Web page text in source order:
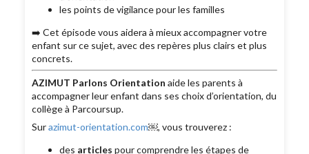
les points de vigilance pour les familles
➡️ Cet épisode vous aidera à mieux accompagner votre
enfant sur ce sujet, avec des repères plus clairs et plus
concrets.
AZIMUT Parlons Orientation aide les parents à
accompagner leur enfant dans ses choix d’orientation, du
collège à Parcoursup.
Surazimut-orientation.com￼, vous trouverez :
des articles pour comprendre les étapes de